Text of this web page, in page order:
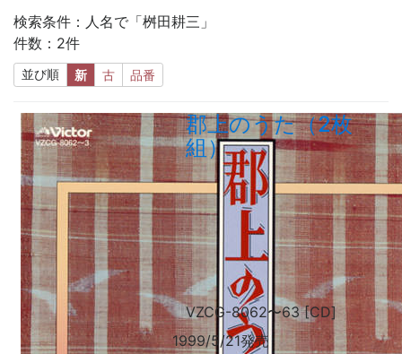
検索条件：人名で「桝田耕三」
件数：2件
並び順 新 古 品番
郡上のうた（2枚
組）
VZCG-8062〜63 [CD]
1999/5/21発売